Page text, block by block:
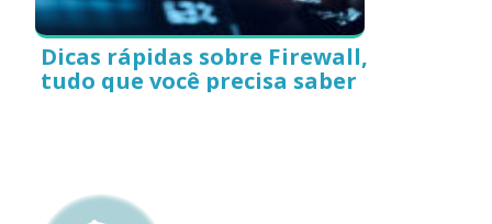
Dicas rápidas sobre Firewall,
tudo que você precisa saber